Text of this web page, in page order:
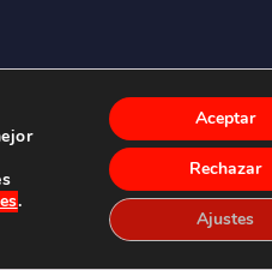
(ASTURIAS)
.
Aceptar
Rechazar
Ajustes